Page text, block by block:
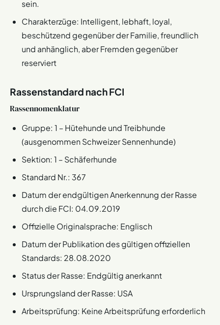
sein.
Charakterzüge: Intelligent, lebhaft, loyal,
beschützend gegenüber der Familie, freundlich
und anhänglich, aber Fremden gegenüber
reserviert
Rassenstandard nach FCI
Rassennomenklatur
Gruppe: 1 – Hütehunde und Treibhunde
(ausgenommen Schweizer Sennenhunde)
Sektion: 1 – Schäferhunde
Standard Nr.: 367
Datum der endgültigen Anerkennung der Rasse
durch die FCI: 04.09.2019
Offizielle Originalsprache: Englisch
Datum der Publikation des gültigen offiziellen
Standards: 28.08.2020
Status der Rasse: Endgültig anerkannt
Ursprungsland der Rasse: USA
Arbeitsprüfung: Keine Arbeitsprüfung erforderlich